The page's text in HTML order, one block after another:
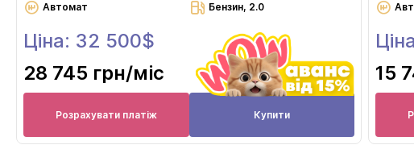
Автомат
Бензин, 2.0
Ціна: 32 500$
28 745 грн/міс
Розрахувати платіж Купити
15